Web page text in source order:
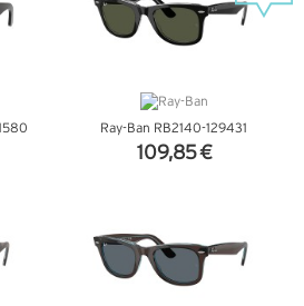
Ray-Ban RB2140-129431
109,85 €